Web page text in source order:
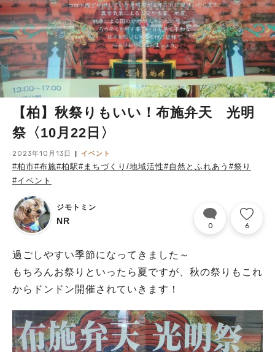
【柏】秋祭りもいい！布施弁天 光明
祭〈10月22日〉
2023年10月13日 イベント
#柏市#布施#柏駅#まちづくり/地域活性#自然とふれあう #祭り
#イベント
ジモトミン
NR 0 6
過ごしやすい季節になってきました～
もちろんお祭りといったら夏ですが、秋の祭りもこれ
からドンドン開催されていきます！